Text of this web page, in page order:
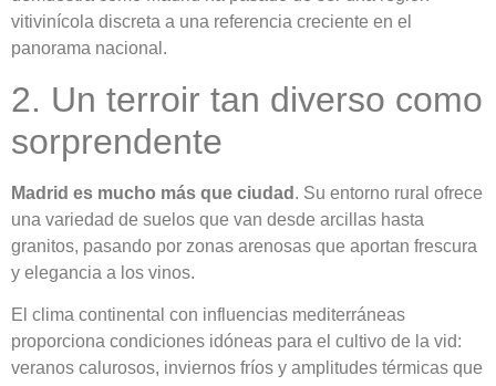
vitivinícola discreta a una referencia creciente en el
panorama nacional.
2. Un terroir tan diverso como
sorprendente
Madrid es mucho más que ciudad . Su entorno rural ofrece
una variedad de suelos que van desde arcillas hasta
granitos, pasando por zonas arenosas que aportan frescura
y elegancia a los vinos.
El clima continental con influencias mediterráneas
proporciona condiciones idóneas para el cultivo de la vid:
veranos calurosos, inviernos fríos y amplitudes térmicas que